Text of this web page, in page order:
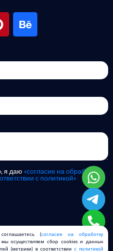
я даю «согласие на обработку
с политикой»
2026Rocket Way
(согласие на обработку
осуществляем сбор cookies и данных
(метрики) в соответствии с политикой